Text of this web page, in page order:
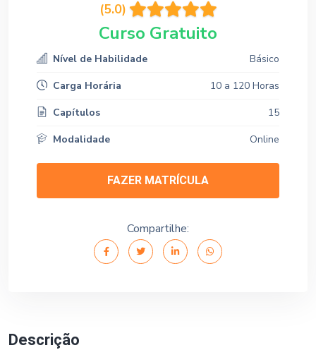
Descrição
(5.0)
Curso Gratuito
Nível de Habilidade
Básico
Carga Horária
10 a 120 Horas
Capítulos
15
Modalidade
Online
FAZER MATRÍCULA
Compartilhe: